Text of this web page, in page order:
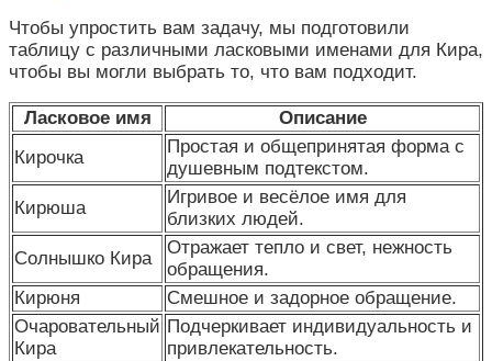
Чтобы упростить вам задачу, мы подготовили
таблицу с различными ласковыми именами для Кира,
чтобы вы могли выбрать то, что вам подходит.
Ласковое имя
Описание
Кирочка
Простая и общепринятая форма с
душевным подтекстом.
Кирюша
Игривое и весёлое имя для
близких людей.
Солнышко Кира
Отражает тепло и свет, нежность
обращения.
Кирюня
Смешное и задорное обращение.
Очаровательный
Кира
Подчеркивает индивидуальность и
привлекательность.